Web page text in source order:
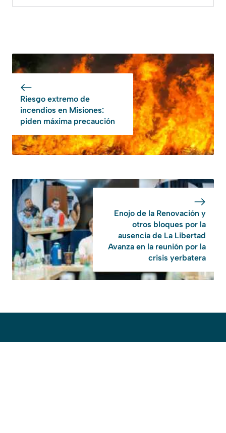
Riesgo extremo de
incendios en Misiones:
piden máxima precaución
Enojo de la Renovación y
otros bloques por la
ausencia de La Libertad
Avanza en la reunión por la
crisis yerbatera